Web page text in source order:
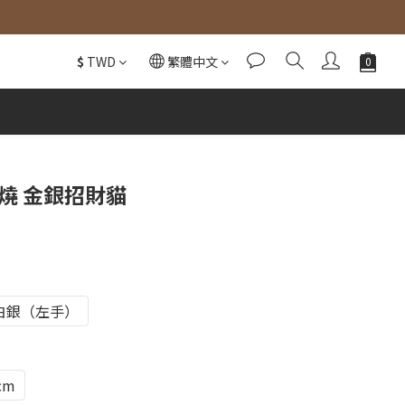
$ TWD 繁體中文
金銀招財貓
銀（左手）